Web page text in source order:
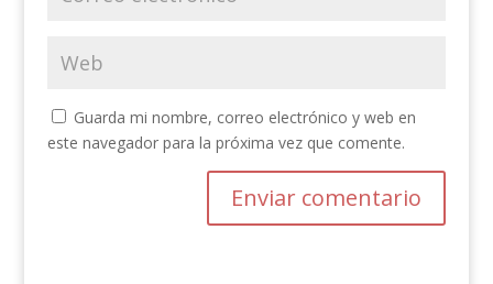
Guarda mi nombre, correo electrónico y web en
este navegador para la próxima vez que comente.